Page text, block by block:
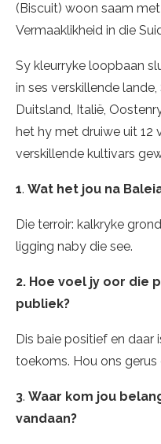
(Biscuit) woon saam
Vermaaklikheid in die
Sy kleurryke loopbaan
in ses verskillende lande,
Duitsland, Italië,
het hy met druiwe uit 12
verskillende kultivars
1. Wat het jou na
Die terroir: kalkryke
ligging naby die see.
2. Hoe voel jy oor die
publiek?
Dis baie positief en
toekoms. Hou ons gerus
3. Waar kom jou
vandaan?